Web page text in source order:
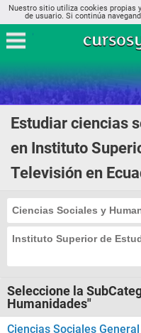
Nuestro sitio utiliza cookies propias
de usuario. Si continúa
Estudiar ciencias
en Instituto
Televisión en
Ciencias Sociales y
Instituto Superior de
Seleccione la
Humanidades"
Ciencias Sociales General